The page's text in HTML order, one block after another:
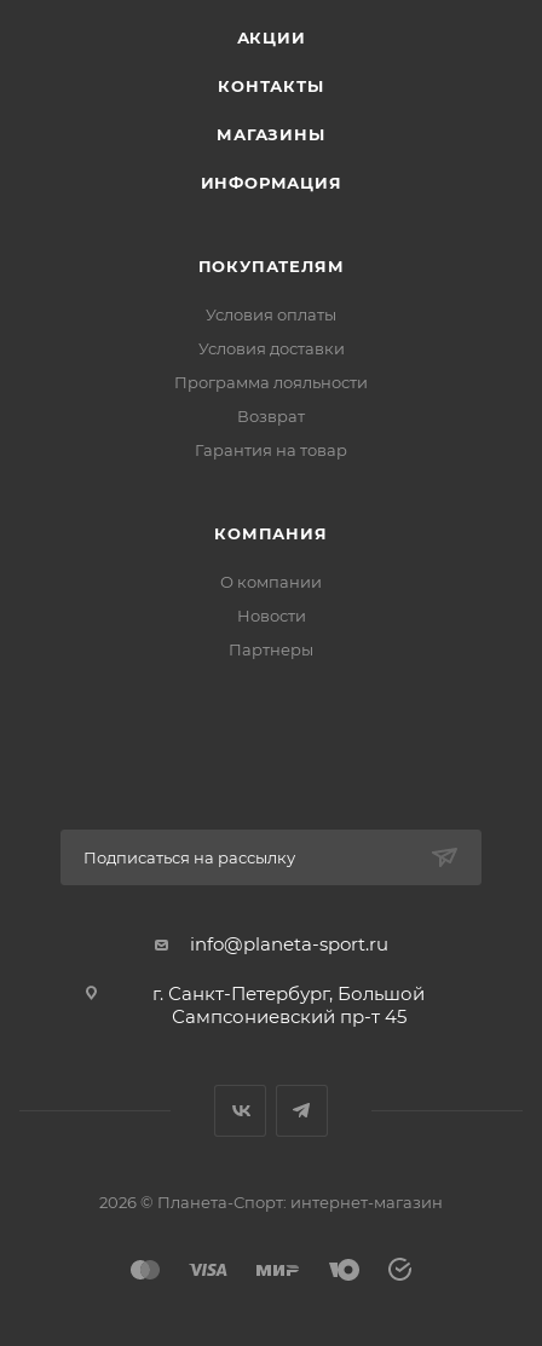
АКЦИИ
КОНТАКТЫ
МАГАЗИНЫ
ИНФОРМАЦИЯ
ПОКУПАТЕЛЯМ
Условия оплаты
Условия доставки
Программа лояльности
Возврат
Гарантия на товар
КОМПАНИЯ
О компании
Новости
Партнеры
Подписаться на рассылку
info@planeta-sport.ru
г. Санкт-Петербург, Большой
Сампсониевский пр-т 45
2026 © Планета-Спорт: интернет-магазин